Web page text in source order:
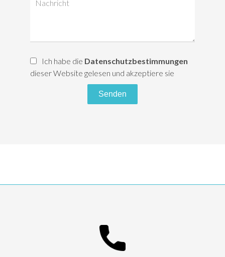
Ich habe die Datenschutzbestimmungen
dieser Website gelesen und akzeptiere sie
Senden